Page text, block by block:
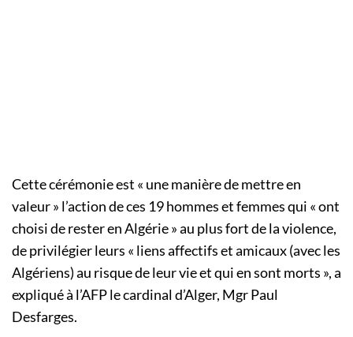
Cette cérémonie est « une manière de mettre en
valeur » l’action de ces 19 hommes et femmes qui « ont
choisi de rester en Algérie » au plus fort de la violence,
de privilégier leurs « liens affectifs et amicaux (avec les
Algériens) au risque de leur vie et qui en sont morts », a
expliqué à l’AFP le cardinal d’Alger, Mgr Paul
Desfarges.